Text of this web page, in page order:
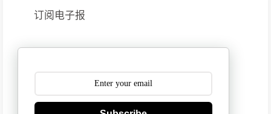
订阅电子报